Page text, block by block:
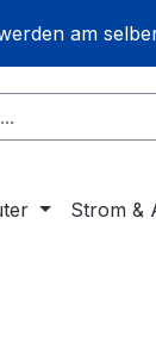
am
Strom &